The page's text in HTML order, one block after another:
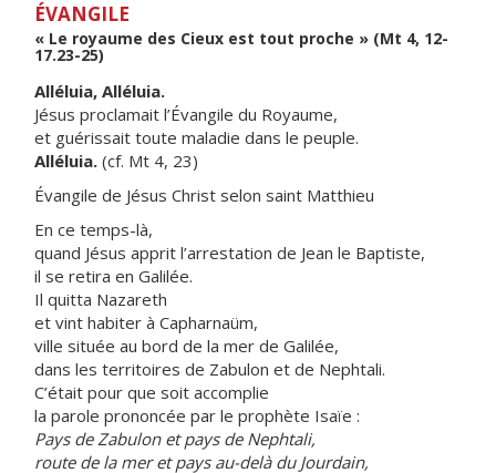
ÉVANGILE
« Le royaume des Cieux est tout proche » (Mt 4, 12-
17.23-25)
Alléluia, Alléluia.
Jésus proclamait l’Évangile du Royaume,
et guérissait toute maladie dans le peuple.
Alléluia. (cf. Mt 4, 23)
Évangile de Jésus Christ selon saint Matthieu
En ce temps-là,
quand Jésus apprit l’arrestation de Jean le Baptiste,
il se retira en Galilée.
Il quitta Nazareth
et vint habiter à Capharnaüm,
ville située au bord de la mer de Galilée,
dans les territoires de Zabulon et de Nephtali.
C’était pour que soit accomplie
la parole prononcée par le prophète Isaïe :
Pays de Zabulon et pays de Nephtali,
route de la mer et pays au-delà du Jourdain,